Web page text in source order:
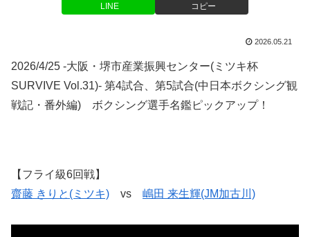
LINE コピー
2026.05.21
2026/4/25 -大阪・堺市産業振興センター(ミツキ杯
SURVIVE Vol.31)- 第4試合、第5試合(中日本ボクシング観
戦記・番外編) ボクシング選手名鑑ピックアップ！
【フライ級6回戦】
齋藤 きりと(ミツキ) vs 嶋田 来生輝(JM加古川)